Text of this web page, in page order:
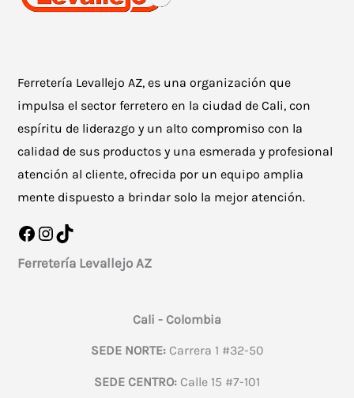
Ferretería Levallejo AZ, es una organización que
impulsa el sector ferretero en la ciudad de Cali, con
espíritu de liderazgo y un alto compromiso con la
calidad de sus productos y una esmerada y profesional
atención al cliente, ofrecida por un equipo amplia
mente dispuesto a brindar solo la mejor atención.
Facebook
Instagram
TikTok
Ferretería Levallejo AZ
Cali - Colombia
SEDE NORTE:Carrera 1 #32-50
SEDE CENTRO: Calle 15 #7-101